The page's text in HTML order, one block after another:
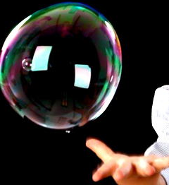
e Perizie di singoli assets ed
bilancio, consulenza su
e pre concorsuali, turnaround.
in operazioni di Leverage
dei consulenti tecnici del
pubblicazioni e relatore in